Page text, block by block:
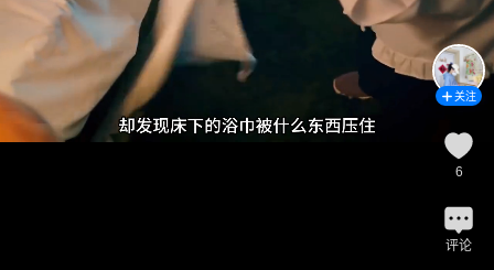
关注
6
评论